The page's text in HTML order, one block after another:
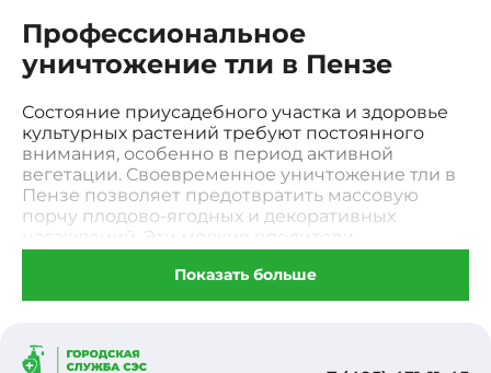
Профессиональное
уничтожение тли в Пензе
Состояние приусадебного участка и здоровье
культурных растений требуют постоянного
внимания, особенно в период активной
вегетации. Своевременное уничтожение тли в
Пензе позволяет предотвратить массовую
порчу плодово-ягодных и декоративных
насаждений. Эти мелкие вредители
деформации побегов, засыханию листвы и
потере будущего урожая. Самостоятельная
неэффективной из-за высокой скорости его
размножения и способности быстро заселять
Показать больше